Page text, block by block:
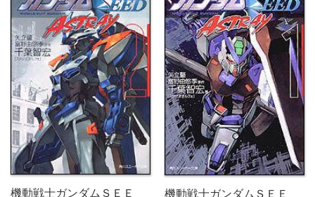
機動戦士ガンダムＳＥＥ
機動戦士ガンダムＳＥＥ